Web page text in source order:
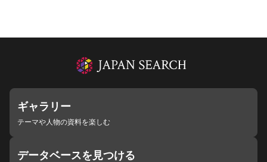
ギャラリー
テーマや人物の資料を楽しむ
データベースを見つける